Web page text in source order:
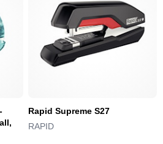
Rapid Supreme S27
RAPID